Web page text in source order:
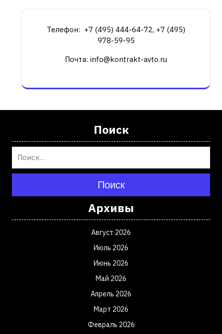
Телефон: +7 (495) 444-64-72, +7 (495)
978-59-95
Почта: info@kontrakt-avto.ru
Поиск
Поиск
Архивы
Август 2026
Июль 2026
Июнь 2026
Май 2026
Апрель 2026
Март 2026
Февраль 2026